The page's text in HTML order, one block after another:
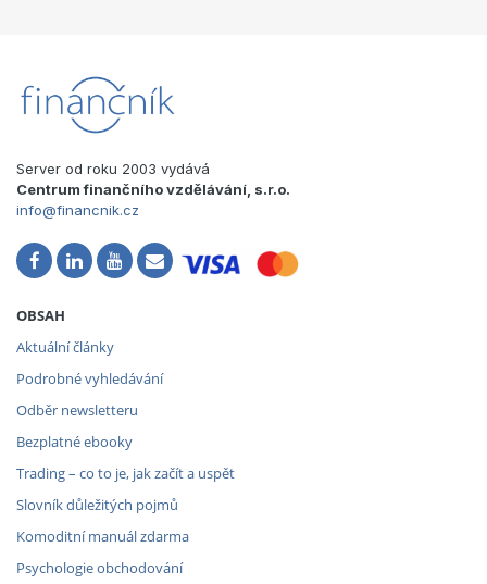
Server od roku 2003 vydává
Centrum finančního vzdělávání, s.r.o.
info@financnik.cz
OBSAH
Aktuální články
Podrobné vyhledávání
Odběr newsletteru
Bezplatné ebooky
Trading – co to je, jak začít a uspět
Slovník důležitých pojmů
Komoditní manuál zdarma
Psychologie obchodování